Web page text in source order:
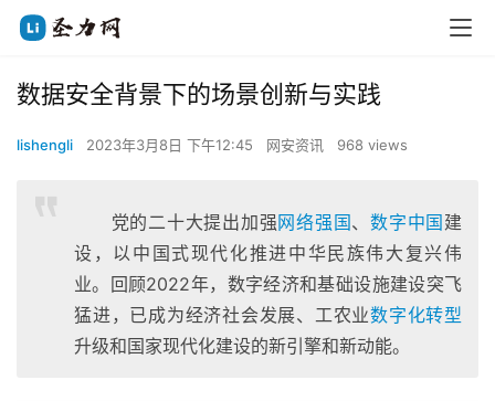
数据安全背景下的场景创新与实践
lishengli 2023年3月8日 下午12:45 网安资讯 968 views
党的二十大提出加强网络强国、 数字中国 建
设，以中国式现代化推进中华民族伟大复兴伟
业。回顾2022年，数字经济和基础设施建设突飞
猛进，已成为经济社会发展、工农业数字化转型
升级和国家现代化建设的新引擎和新动能。